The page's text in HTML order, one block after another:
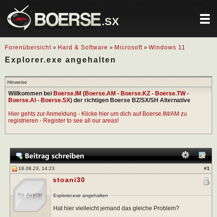
.SX
Forenübersicht » Hard & Software » Microsoft » Windows 11
Explorer.exe angehalten
Hinweise
Willkommen bei Boerse.IM (Boerse.AM - Boerse.KZ - Boerse.TW-
Boerse.AI - Boerse.SX) der richtigen Boerse BZ/SX/SH Alternative
Hier gehts zur Anmeldung - Klicke hier um dich auf Boerse.IM/AM zu
registrieren - Register to see all our areas!
18.08.23, 14:23 #1
stoani30
Explorer.exe angehalten
Hat hier vielleicht jemand das gleiche Problem?